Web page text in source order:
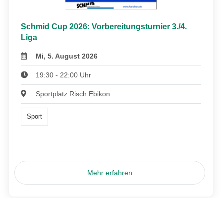
Schmid Cup 2026: Vorbereitungsturnier 3./4.
Liga
Mi, 5. August 2026
19:30 - 22:00 Uhr
Sportplatz Risch Ebikon
Sport
Mehr erfahren